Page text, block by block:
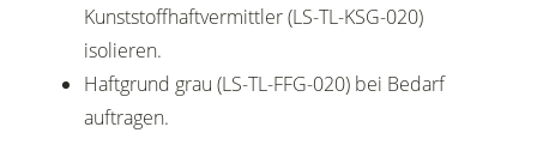
Kunststoffhaftvermittler (LS-TL-KSG-020)
isolieren.
Haftgrund grau (LS-TL-FFG-020) bei Bedarf
auftragen.